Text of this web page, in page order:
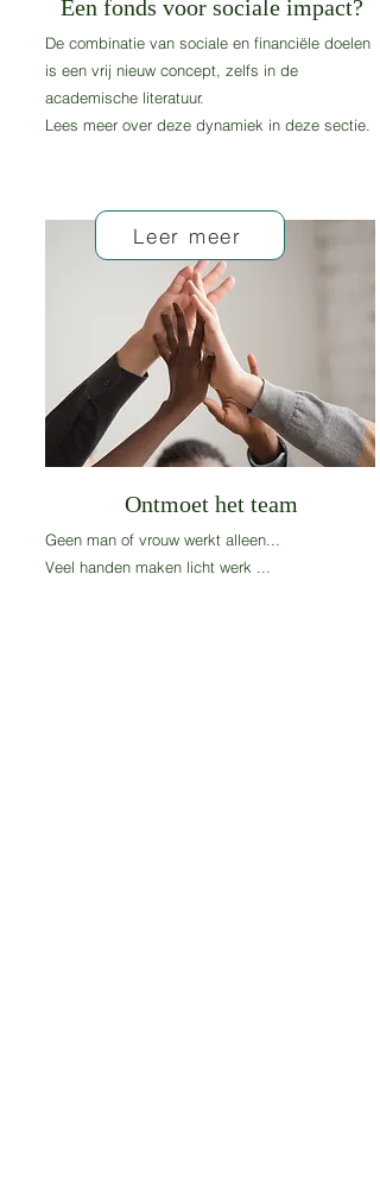
Een fonds voor sociale impact?
De combinatie van sociale en financiële doelen
is een vrij nieuw concept, zelfs in de
academische literatuur.
Lees meer over deze dynamiek in deze sectie.
Ontmoet het team
Geen man of vrouw werkt alleen...
Veel handen maken licht werk ...
Leer meer